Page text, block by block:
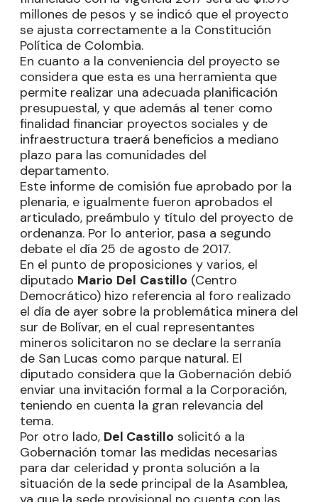
millones de pesos y se indicó que el proyecto
se ajusta correctamente a la Constitución
Política de Colombia.
En cuanto a la conveniencia del proyecto se
considera que esta es una herramienta que
permite realizar una adecuada planificación
presupuestal, y que además al tener como
finalidad financiar proyectos sociales y de
infraestructura traerá beneficios a mediano
plazo para las comunidades del
departamento.
Este informe de comisión fue aprobado por la
plenaria, e igualmente fueron aprobados el
articulado, preámbulo y título del proyecto de
ordenanza. Por lo anterior, pasa a segundo
debate el día 25 de agosto de 2017.
En el punto de proposiciones y varios, el
diputado Mario Del Castillo (Centro
Democrático) hizo referencia al foro realizado
el día de ayer sobre la problemática minera del
sur de Bolívar, en el cual representantes
mineros solicitaron no se declare la serranía
de San Lucas como parque natural. El
diputado considera que la Gobernación debió
enviar una invitación formal a la Corporación,
teniendo en cuenta la gran relevancia del
tema.
Por otro lado, Del Castillo solicitó a la
Gobernación tomar las medidas necesarias
para dar celeridad y pronta solución a la
situación de la sede principal de la Asamblea,